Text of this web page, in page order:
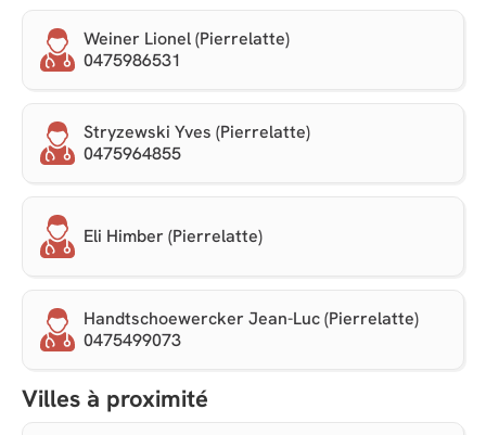
Weiner Lionel (Pierrelatte)
0475986531
Stryzewski Yves (Pierrelatte)
0475964855
Eli Himber (Pierrelatte)
Handtschoewercker Jean-Luc (Pierrelatte)
0475499073
Villes à proximité